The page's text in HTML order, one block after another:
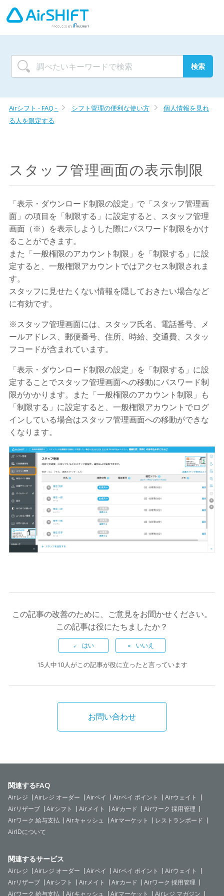
Airシフト - FAQ - シフト管理の便利な使い方
個人情報を見れ
る人を限定する
スタッフ管理画面の表示制限
「表示・ダウンロード制限の設定」で「スタッフ管理画
面」の項目を「制限する」に設定すると、スタッフ管理
画面（※）を表示しようした際にパスワード制限をかけ
ることができます。
また「一般権限のアカウント制限」を「制限する」に設
定すると、一般権限アカウントではアクセス制限されま
す。
スタッフに見せたくない情報を隠しておきたい場合など
に有効です。
※スタッフ管理画面には、スタッフ氏名、 電話番号、メ
ールアドレス、郵便番号、住所、時給、交通費、スタッ
フコードが含まれています。
「表示・ダウンロード制限の設定」を「制限する」に設
定することでスタッフ管理画面への移動にパスワード制
限がかかります。また「一般権限のアカウント制限」も
「制限する」に設定すると、一般権限アカウントでログ
インしている場合はスタッフ管理画面への移動ができな
くなります。
この記事の改善のために、ご意見をお聞かせください。
この記事は役にたちましたか？
15人中10人がこの記事が役に立ったと言っています
お問い合わせ
関連するFAQ
Airレジ Airレジ オーダー Airペイ Airペイ ポイント
Airウェイト
Airリザーブ
Airシフト Airメイト Airカード
Airワーク 採用管理
Airワーク 給与支払
Airキャッシュ Airマーケット
レストランボード
AirIDについて
関連するサービス
Airレジ Airレジ オーダー Airペイ Airペイ ポイント
Airウェイト
Airリザーブ
Airシフト Airメイト Airカード
Airワーク 採用管理
Airワーク 給与支払
Airキャッシュ Airマーケット Airレジ マガジン